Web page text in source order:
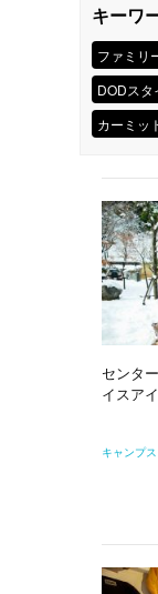
キーワ
ファミリ
DODスタ
カーミッ
センタ
イスア
キャンプ